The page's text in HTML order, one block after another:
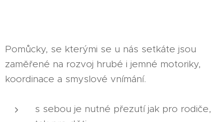
Pomůcky, se kterými se u nás setkáte jsou
zaměřené na rozvoj hrubé i jemné motoriky,
koordinace a smyslové vnímání.
s sebou je nutné přezutí jak pro rodiče,